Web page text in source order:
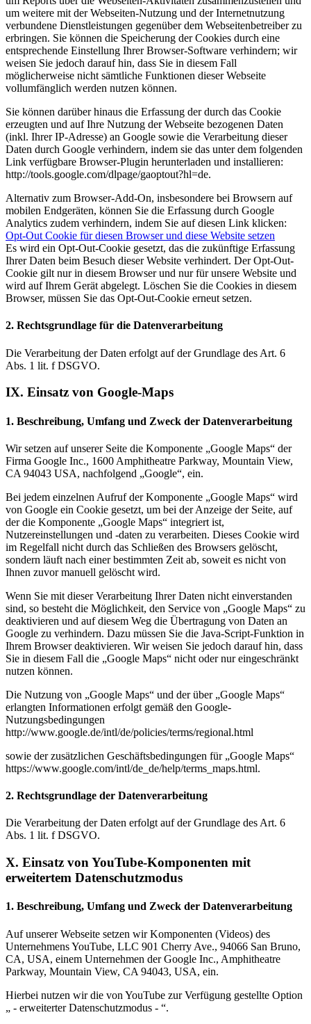
um weitere mit der Webseiten-Nutzung und der Internetnutzung
verbundene Dienstleistungen gegenüber dem Webseitenbetreiber zu
erbringen. Sie können die Speicherung der Cookies durch eine
entsprechende Einstellung Ihrer Browser-Software verhindern; wir
weisen Sie jedoch darauf hin, dass Sie in diesem Fall
möglicherweise nicht sämtliche Funktionen dieser Webseite
vollumfänglich werden nutzen können.
Sie können darüber hinaus die Erfassung der durch das Cookie
erzeugten und auf Ihre Nutzung der Webseite bezogenen Daten
(inkl. Ihrer IP-Adresse) an Google sowie die Verarbeitung dieser
Daten durch Google verhindern, indem sie das unter dem folgenden
Link verfügbare Browser-Plugin herunterladen und installieren:
http://tools.google.com/dlpage/gaoptout?hl=de.
Alternativ zum Browser-Add-On, insbesondere bei Browsern auf
mobilen Endgeräten, können Sie die Erfassung durch Google
Analytics zudem verhindern, indem Sie auf diesen Link klicken:
Opt-Out Cookie für diesen Browser und diese Website setzen
Es wird ein Opt-Out-Cookie gesetzt, das die zukünftige Erfassung
Ihrer Daten beim Besuch dieser Website verhindert. Der Opt-Out-
Cookie gilt nur in diesem Browser und nur für unsere Website und
wird auf Ihrem Gerät abgelegt. Löschen Sie die Cookies in diesem
Browser, müssen Sie das Opt-Out-Cookie erneut setzen.
2. Rechtsgrundlage für die Datenverarbeitung
Die Verarbeitung der Daten erfolgt auf der Grundlage des Art. 6
Abs. 1 lit. f DSGVO.
IX. Einsatz von Google-Maps
1. Beschreibung, Umfang und Zweck der Datenverarbeitung
Wir setzen auf unserer Seite die Komponente „Google Maps“ der
Firma Google Inc., 1600 Amphitheatre Parkway, Mountain View,
CA 94043 USA, nachfolgend „Google“, ein.
Bei jedem einzelnen Aufruf der Komponente „Google Maps“ wird
von Google ein Cookie gesetzt, um bei der Anzeige der Seite, auf
der die Komponente „Google Maps“ integriert ist,
Nutzereinstellungen und -daten zu verarbeiten. Dieses Cookie wird
im Regelfall nicht durch das Schließen des Browsers gelöscht,
sondern läuft nach einer bestimmten Zeit ab, soweit es nicht von
Ihnen zuvor manuell gelöscht wird.
Wenn Sie mit dieser Verarbeitung Ihrer Daten nicht einverstanden
sind, so besteht die Möglichkeit, den Service von „Google Maps“ zu
deaktivieren und auf diesem Weg die Übertragung von Daten an
Google zu verhindern. Dazu müssen Sie die Java-Script-Funktion in
Ihrem Browser deaktivieren. Wir weisen Sie jedoch darauf hin, dass
Sie in diesem Fall die „Google Maps“ nicht oder nur eingeschränkt
nutzen können.
Die Nutzung von „Google Maps“ und der über „Google Maps“
erlangten Informationen erfolgt gemäß den Google-
Nutzungsbedingungen
http://www.google.de/intl/de/policies/terms/regional.html
sowie der zusätzlichen Geschäftsbedingungen für „Google Maps“
https://www.google.com/intl/de_de/help/terms_maps.html.
2. Rechtsgrundlage der Datenverarbeitung
Die Verarbeitung der Daten erfolgt auf der Grundlage des Art. 6
Abs. 1 lit. f DSGVO.
X. Einsatz von YouTube-Komponenten mit
erweitertem Datenschutzmodus
1. Beschreibung, Umfang und Zweck der Datenverarbeitung
Auf unserer Webseite setzen wir Komponenten (Videos) des
Unternehmens YouTube, LLC 901 Cherry Ave., 94066 San Bruno,
CA, USA, einem Unternehmen der Google Inc., Amphitheatre
Parkway, Mountain View, CA 94043, USA, ein.
Hierbei nutzen wir die von YouTube zur Verfügung gestellte Option
„ - erweiterter Datenschutzmodus - “.